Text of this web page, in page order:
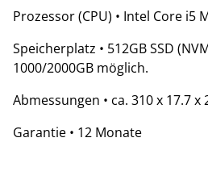
Prozessor (CPU) • Intel Core i5
Speicherplatz • 512GB SSD
1000/2000GB möglich.
Abmessungen • ca. 310 x 17.7 x
Garantie • 12 Monate